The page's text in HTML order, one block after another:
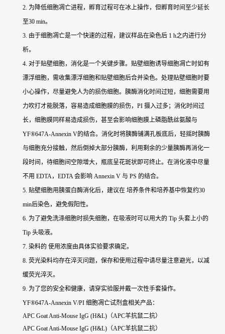
2. 为降低细胞凋亡进程，孵育过程可在冰上操作，但孵育时间至少延长
至30 min。
3. 由于细胞凋亡是一个快速的过程，建议样品在染色后 1 h之内进行分
析。
4. 对于贴壁细胞，消化是一个关键步骤。贴壁细胞诱导细胞凋亡时如有
漂浮细胞，需收集漂浮细胞和贴壁细胞后合并染色。处理贴壁细胞时要
小心操作，尽量避免人为的损伤细胞。胰酶消化时间过短，细胞需要用
力吹打才能脱落，容易造成细胞膜的损伤，PI 摄入过多；消化时间过
长，细胞膜同样易造成损伤，甚至会影响细胞膜上磷脂酰丝氨酸与
YF®647A-Annexin V的结合。消化时将胰酶铺满孔板底后，轻摇时胰酶
与细胞充分接触，然后倒掉大部分胰酶，利用剩余的少量胰酶再消化一
段时间，待细胞间空隙增大，瓶底呈花斑状即可终止。在消化液中尽量
不用 EDTA，EDTA 会影响 Annexin V 与 PS 的结合。
5. 贴壁细胞用胰蛋白酶消化后，建议在 培养条件和培养基中恢复约30
min后染色，避免假阳性。
6. 为了避免洗涤细胞时损失细胞，在吸液时可以用大的 Tip 头套上小的
Tip 头吸液。
7. 染料的 使用浓度由具体实验要求确定。
8. 荧光染料均存在淬灭问题，保存和使用过程中请尽量注意避光，以减
缓荧光淬灭。
9. 为了您的安全和健康，请穿实验服并戴一次性手套操作。
YF®647A-Annexin V/PI 细胞凋亡试剂盒相关产品：
APC Goat Anti-Mouse IgG (H&L)（APC羊抗鼠二抗）
APC Goat Anti-Mouse IgG (H&L)（APC羊抗鼠二抗）